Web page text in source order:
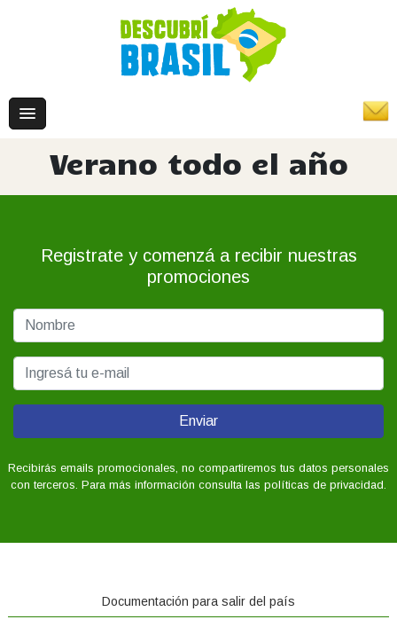
Verano todo el año
Registrate y comenzá a recibir nuestras
promociones
Enviar
Recibirás emails promocionales, no compartiremos tus datos personales
con terceros. Para más información consulta las políticas de privacidad.
Documentación para salir del país